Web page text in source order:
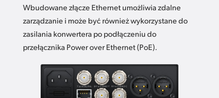
Wbudowane złącze Ethernet umożliwia zdalne
zarządzanie i może być również wykorzystane do
zasilania konwertera po podłączeniu do
przełącznika Power over Ethernet (PoE).